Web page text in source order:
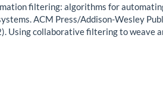
filtering: algorithms for
ACM Press/Addison-Wesley
Using collaborative filtering to weave